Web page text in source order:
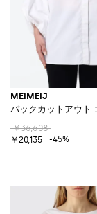
MEIMEIJ
バックカットアウト
￥36,608
￥20,135
-45%